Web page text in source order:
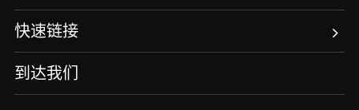
快速链接
到达我们